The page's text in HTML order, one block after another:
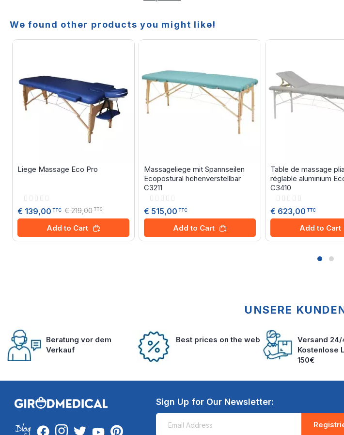
We found other products you might like!
Liege Massage Eco Pro
Rating:
€ 139,00 TTC € 219,00 TTC
Add to Cart
Massageliege mit Spannseilen
Ecopostural höhenverstellbar
C3211
Rating:
€ 515,00 TTC
Add to Cart
Table de massage
réglable aluminium
C3410
Rating:
€ 623,00 TTC
Add to Cart
UNSERE
Beratung vor dem
Verkauf
Best prices on the web
Versand 24/
Kostenlose
150€
Sign Up for Our Newsletter: